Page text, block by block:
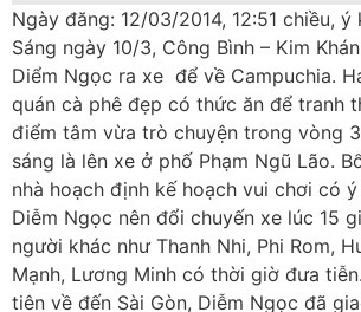
Ngày đăng: 12/03/2014, 12:51 chiều, ý
Sáng ngày 10/3, Công Bình – Kim
Diểm Ngọc ra xe để về Campuchia.
quán cà phê đẹp có thức ăn để tranh
điểm tâm vừa trò chuyện trong vòng
sáng là lên xe ở phố Phạm Ngũ Lão.
nhà hoạch định kế hoạch vui chơi có
Diễm Ngọc nên đổi chuyến xe lúc 15
người khác như Thanh Nhi, Phi Rom,
Mạnh, Lương Minh có thời giờ đưa
tiên về đến Sài Gòn, Diễm Ngọc đã